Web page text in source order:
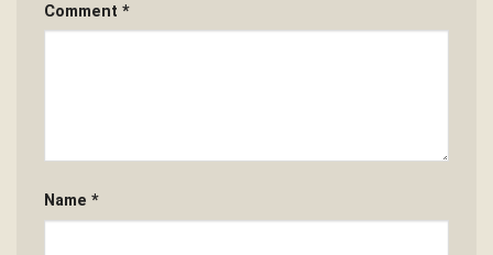
Comment *
Name *